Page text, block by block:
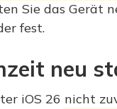
Sie das Gerät
fest.
neu
iOS 26 nicht